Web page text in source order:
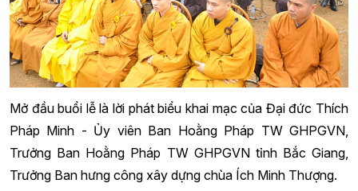
Mở đầu buổi lễ là lời phát biểu khai mạc của Đại đức Thích
Pháp Minh - Ủy viên Ban Hoằng Pháp TW GHPGVN,
Trưởng Ban Hoằng Pháp TW GHPGVN tỉnh Bắc Giang,
Trưởng Ban hưng công xây dựng chùa Ích Minh Thượng.